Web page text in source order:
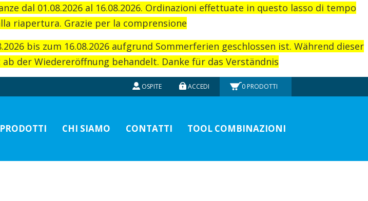
dal 01.08.2026 al 16.08.2026. Ordinazioni effettuate in questo lasso di tempo
riapertura. Grazie per la comprensione
bis zum 16.08.2026 aufgrund Sommerferien geschlossen ist. Während dieser
der Wiedereröffnung behandelt. Danke für das Verständnis
OSPITE ACCEDI 0 PRODOTTI
PRODOTTI CHI SIAMO CONTATTI TOOL COMBINAZIONI